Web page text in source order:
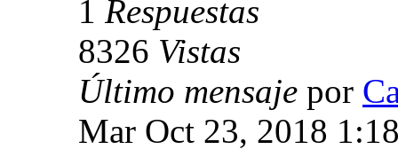
1 Respuestas
8326 Vistas
Último mensaje por
Mar Oct 23, 2018